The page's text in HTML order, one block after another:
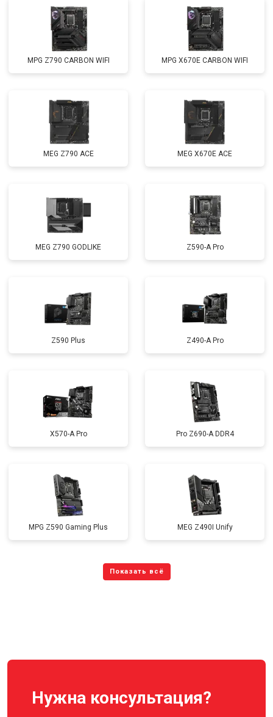
MPG Z790 CARBON WIFI MPG X670E CARBON WIFI
MEG Z790 ACE MEG X670E ACE
MEG Z790 GODLIKE Z590-A Pro
Z590 Plus Z490-A Pro
X570-A Pro Pro Z690-A DDR4
MPG Z590 Gaming Plus MEG Z490I Unify
Нужна консультация?